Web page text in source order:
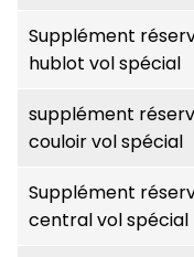
Supplément
hublot vol spécial
supplément
couloir vol spécial
Supplément
central vol spécial